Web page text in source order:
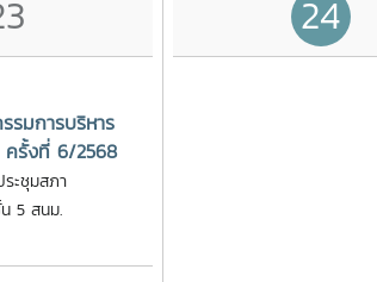
รมการบริหาร
ครั้งที่ 6/2568
ะชุมสภา
5 สนม.
24